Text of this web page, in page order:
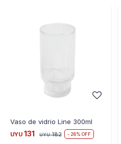
Vaso de vidrio Line 300ml
UYU 131 UYU 182 28